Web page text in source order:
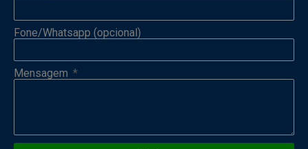
Fone/Whatsapp (opcional)
Mensagem